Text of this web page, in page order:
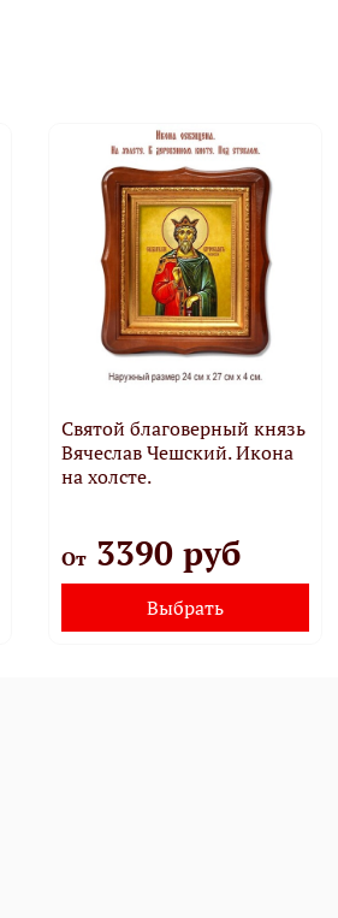
Святой благоверный князь
Вячеслав Чешский. Икона
на холсте.
От3390 руб
Выбрать